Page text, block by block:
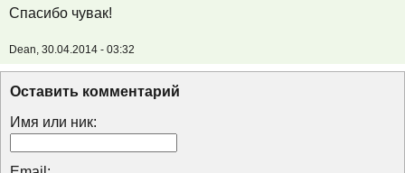
Спасибо чувак!
Dean, 30.04.2014 - 03:32
Оставить комментарий
Имя или ник: